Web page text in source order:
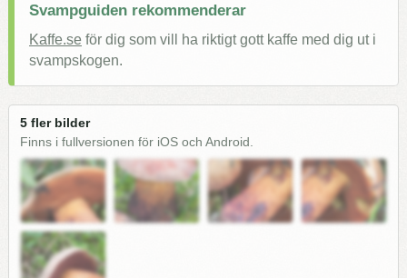
Svampguiden rekommenderar
Kaffe.se för dig som vill ha riktigt gott kaffe med dig ut i
svampskogen.
5 fler bilder
Finns i fullversionen för iOS och Android.